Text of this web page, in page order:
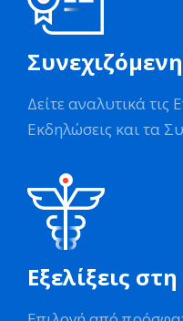
Δείτε αναλυτικά τις
Εκδηλώσεις και τα
Εξελίξεις